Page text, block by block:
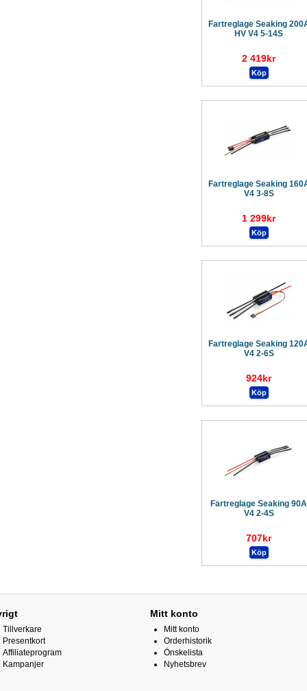
Fartreglage Seaking
HV V4 5-14S
2 419kr
Fartreglage Seaking
V4 3-8S
1 299kr
Fartreglage Seaking
V4 2-6S
924kr
Fartreglage Seaking 90A
V4 2-4S
707kr
Tillverkare
Presentkort
Affiliateprogram
Kampanjer
Mitt konto
Mitt konto
Orderhistorik
Önskelista
Nyhetsbrev